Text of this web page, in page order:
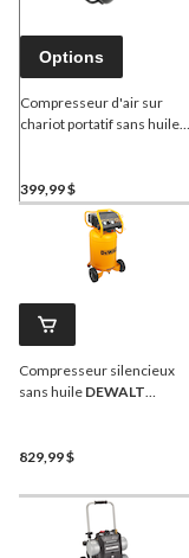
Options
Compresseur d'air sur
chariot portatif sans huile
399,99 $
Compresseur silencieux
sans huile DEWALT
829,99 $